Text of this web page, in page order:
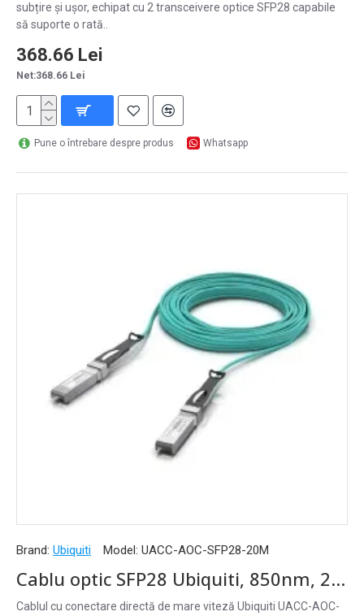
subțire și ușor, echipat cu 2 transceivere optice SFP28 capabile
să suporte o rată..
368.66 Lei
Net:368.66 Lei
Pune o întrebare despre produs Whatsapp
Brand: Ubiquiti Model: UACC-AOC-SFP28-20M
Cablu optic SFP28 Ubiquiti, 850nm, 20m, aqua - UACC-AOC-SFP28-20M
Cablul cu conectare directă de mare viteză Ubiquiti UACC-AOC-